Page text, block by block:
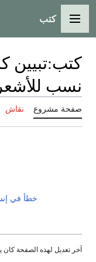
القائمة الرئيسية
كتب
كتب:تبيين
نسب
صفحة مشروع نقاش
خطأ في
آخر تعديل لهذه الصفحة كان يوم 13 يوليو 2007، الساعة